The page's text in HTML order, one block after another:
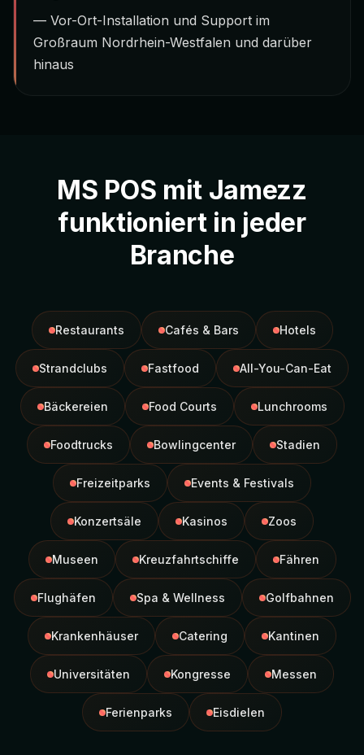
— Vor-Ort-Installation und Support im
Großraum Nordrhein-Westfalen und darüber
hinaus
MS POS mit Jamezz
funktioniert in jeder
Branche
Restaurants Cafés & Bars Hotels
Strandclubs Fastfood All-You-Can-Eat
Bäckereien Food Courts Lunchrooms
Foodtrucks Bowlingcenter Stadien
Freizeitparks Events & Festivals
Konzertsäle Kasinos Zoos
Museen Kreuzfahrtschiffe Fähren
Flughäfen Spa & Wellness Golfbahnen
Krankenhäuser Catering Kantinen
Universitäten Kongresse Messen
Ferienparks Eisdielen